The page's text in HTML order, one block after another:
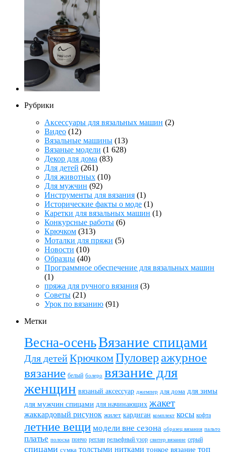
Рубрики
Аксессуары для вязальных машин (2)
Видео (12)
Вязальные машины (13)
Вязаные модели (1 628)
Декор для дома (83)
Для детей (261)
Для животных (10)
Для мужчин (92)
Инструменты для вязания (1)
Исторические факты о моде (1)
Каретки для вязальных машин (1)
Конкурсные работы (6)
Крючком (313)
Моталки для пряжи (5)
Новости (10)
Образцы (40)
Программное обеспечение для вязальных машин
(1)
пряжа для ручного вязания (3)
Советы (21)
Урок по вязанию (91)
Метки
Весна-осеньВязание спицами
Для детейКрючкомПуловер ажурное
вязание белый болеро вязание для
женщин вязаный аксессуар джемпер для дома для зимы
для мужчин спицами для начинающих жакет
жаккардовый рисунок жилет кардиган комплект косы кофта
летние вещи модели вне сезона образец вязания пальто
платье полоска пончо реглан рельефный узор свитер вязание серый
спицами сумка толстыми нитками тонкое вязание топ